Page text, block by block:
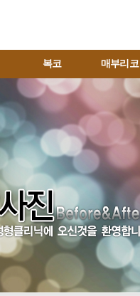
복코 매부리코